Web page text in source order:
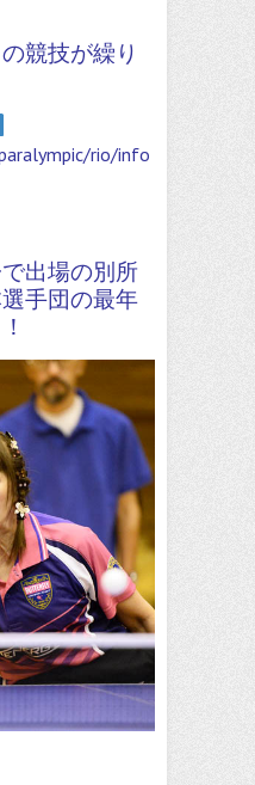
競技が繰り
rio/info
出場の別所
手団の最年